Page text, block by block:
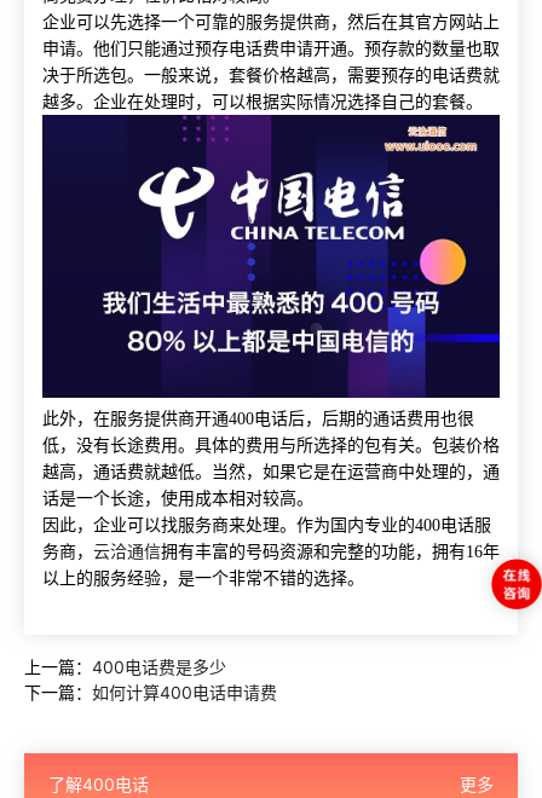
企业可以先选择一个可靠的服务提供商，然后在其官方网站上
申请。他们只能通过预存电话费申请开通。预存款的数量也取
决于所选包。一般来说，套餐价格越高，需要预存的电话费就
越多。企业在处理时，可以根据实际情况选择自己的套餐。
此外，在服务提供商开通400电话后，后期的通话费用也很
低，没有长途费用。具体的费用与所选择的包有关。包装价格
越高，通话费就越低。当然，如果它是在运营商中处理的，通
话是一个长途，使用成本相对较高。
因此，企业可以找服务商来处理。作为国内专业的400电话服
务商， 云洽通信拥有丰富的号码资源和完整的功能，拥有16年
以上的服务经验，是一个非常不错的选择。
上一篇： 400电话费是多少
下一篇： 如何计算400电话申请费
了解400电话 更多